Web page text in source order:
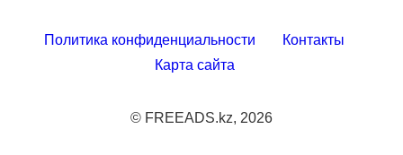
Политика конфиденциальности
Контакты
Карта сайта
© FREEADS.kz, 2026